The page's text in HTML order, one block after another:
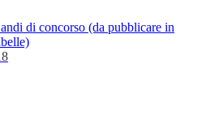
di concorso (da pubblicare in